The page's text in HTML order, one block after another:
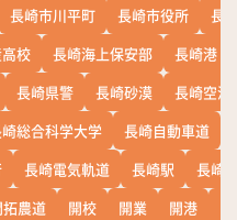
長崎市川平町 長崎市役所
長
校 長崎海上保安部
長崎港
長崎県警 長崎砂漠
長崎空港
総合科学大学 長崎自動車道
長崎電気軌道 長崎駅
長崎
拓農道 開校 開業 開港